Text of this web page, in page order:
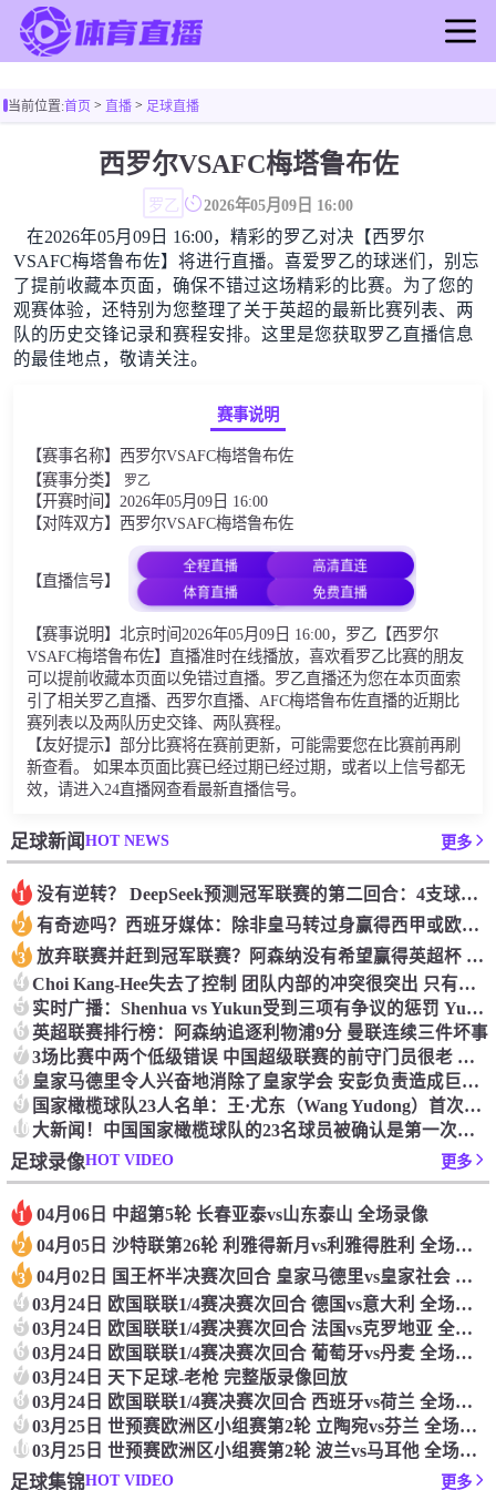
足球直播
足球新闻
篮球新闻
当前位置:首页> 直播> 足球直播
西罗尔VSAFC梅塔鲁布佐
罗乙 2026年05月09日 16:00
在2026年05月09日 16:00，精彩的罗乙对决【西罗尔
VSAFC梅塔鲁布佐】将进行直播。喜爱罗乙的球迷们，别忘
了提前收藏本页面，确保不错过这场精彩的比赛。为了您的
观赛体验，还特别为您整理了关于英超的最新比赛列表、两
队的历史交锋记录和赛程安排。这里是您获取罗乙直播信息
的最佳地点，敬请关注。
赛事说明
【赛事名称】西罗尔VSAFC梅塔鲁布佐
【赛事分类】
罗乙
【开赛时间】2026年05月09日 16:00
【对阵双方】西罗尔VSAFC梅塔鲁布佐
【直播信号】
全程直播 高清直连
体育直播 免费直播
【赛事说明】北京时间2026年05月09日 16:00，罗乙【西罗尔
VSAFC梅塔鲁布佐】直播准时在线播放，喜欢看罗乙比赛的朋友
可以提前收藏本页面以免错过直播。罗乙直播还为您在本页面索
引了相关罗乙直播、西罗尔直播、AFC梅塔鲁布佐直播的近期比
赛列表以及两队历史交锋、两队赛程。
【友好提示】部分比赛将在赛前更新，可能需要您在比赛前再刷
新查看。 如果本页面比赛已经过期已经过期，或者以上信号都无
效，请进入24直播网查看最新直播信号。
足球新闻HOT NEWS 更多
1 没有逆转？ DeepSeek预测冠军联赛的第二回合：4支球队在第一回合中获胜 枪手输了
2 有奇迹吗？西班牙媒体：除非皇马转过身赢得西甲或欧洲冠军
3 放弃联赛并赶到冠军联赛？阿森纳没有希望赢得英超杯 赢得欧洲冠军的可能性
4 Choi Kang-Hee失去了控制 团队内部的冲突很突出 只有一个人可以从水火中拯救崔孔
5 实时广播：Shenhua vs Yukun受到三项有争议的惩罚 Yukun将向中国足球联合会提出投诉
6 英超联赛排行榜：阿森纳追逐利物浦9分 曼联连续三件坏事
7 3场比赛中两个低级错误 中国超级联赛的前守门员很老 是时候让位了 最好的继任者出现
8 皇家马德里令人兴奋地消除了皇家学会 安彭负责造成巨大的灾难！
9 国家橄榄球队23人名单：王·尤东（Wang Yudong）首次被选为第11名 塞吉尼奥（Serginho）在名单上
10 大新闻！中国国家橄榄球队的23名球员被确认是第一次进入阵容
足球录像HOT VIDEO 更多
1 04月06日 中超第5轮 长春亚泰vs山东泰山 全场录像
2 04月05日 沙特联第26轮 利雅得新月vs利雅得胜利 全场录像
3 04月02日 国王杯半决赛次回合 皇家马德里vs皇家社会 全场录像
4 03月24日 欧国联联1/4赛决赛次回合 德国vs意大利 全场录像回放
5 03月24日 欧国联联1/4赛决赛次回合 法国vs克罗地亚 全场录像回放
6 03月24日 欧国联联1/4赛决赛次回合 葡萄牙vs丹麦 全场录像回放
7 03月24日 天下足球-老枪 完整版录像回放
8 03月24日 欧国联联1/4赛决赛次回合 西班牙vs荷兰 全场录像回放
9 03月25日 世预赛欧洲区小组赛第2轮 立陶宛vs芬兰 全场录像回放
10 03月25日 世预赛欧洲区小组赛第2轮 波兰vs马耳他 全场录像回放
足球集锦HOT VIDEO 更多